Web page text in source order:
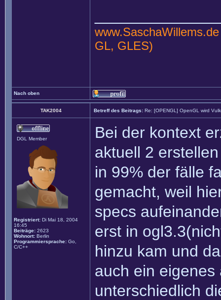
www.SaschaWillems.de
GL, GLES)
Nach oben
TAK2004 Betreff des Beitrags: Re: [OPENGL] OpenGL wird
DGL Member
Registriert: Di Mai 18, 2004
16:45
Beiträge: 2623
Wohnort: Berlin
Programmiersprache: Go,
C/C++
Bei der kontext
aktuell 2
in 99% der fälle
gemacht, weil
specs
erst in
hinzu kam und
auch ein
unterschiedlich